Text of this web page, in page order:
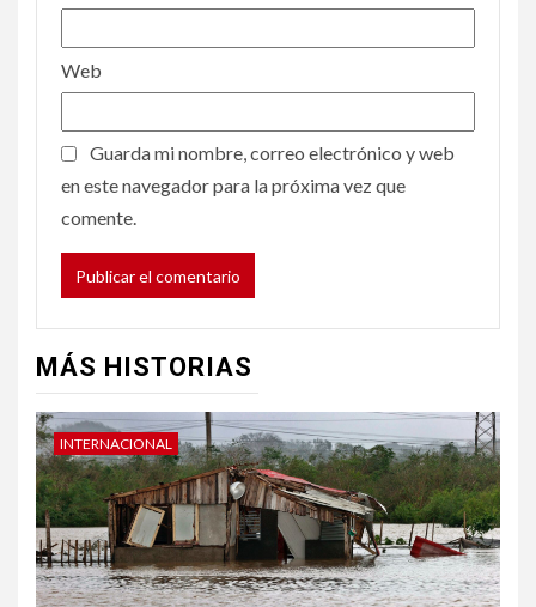
Web
Guarda mi nombre, correo electrónico y web
en este navegador para la próxima vez que
comente.
MÁS HISTORIAS
INTERNACIONAL